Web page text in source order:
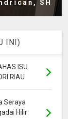
SH
INI)
ISU
RIAU
Seraya
Hilir